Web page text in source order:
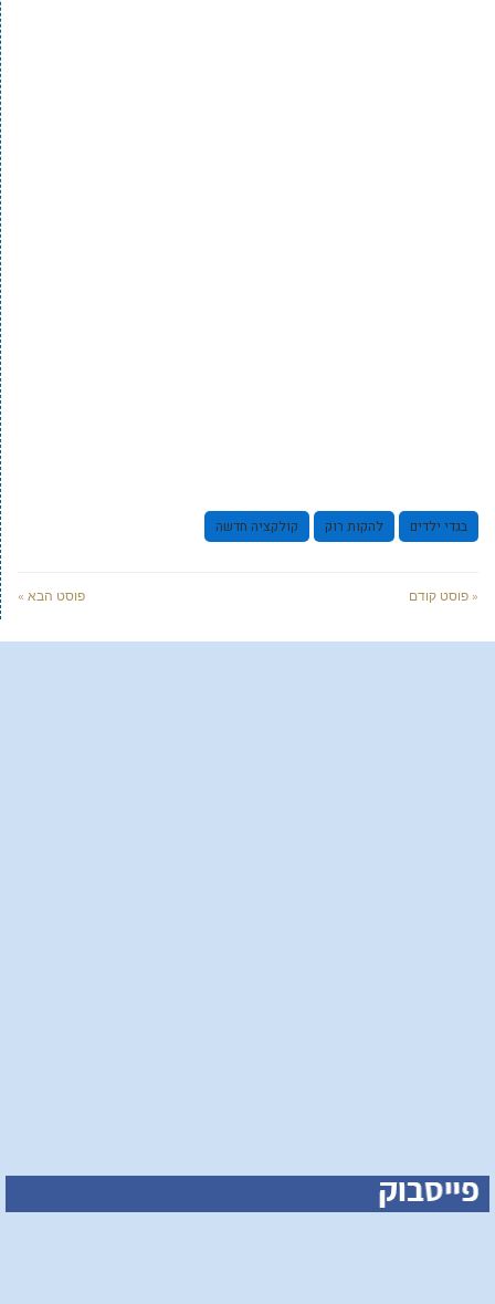
בגדי ילדים להקות רוק קולקציה חדשה
« פוסט קודם פוסט הבא »